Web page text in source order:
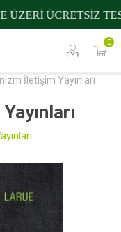
0
ÜZERİ ÜCRETSİZ
İletişim Yayınları